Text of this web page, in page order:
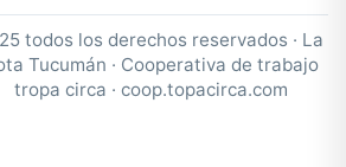
todos los derechos reservados · La
Tucumán · Cooperativa de trabajo
tropa circa · coop.topacirca.com